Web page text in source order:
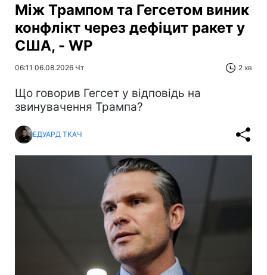
Між Трампом та Гегсетом виник
конфлікт через дефіцит ракет у
США, - WP
06:11 06.08.2026 Чт 2 хв
Що говорив Гегсет у відповідь на
звинувачення Трампа?
ЕДУАРД ТКАЧ